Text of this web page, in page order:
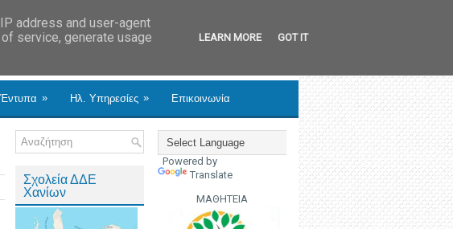
Έντυπα » Ηλ. Υπηρεσίες » Επικοινωνία
Σχολεία ΔΔΕ
Χανίων
Powered by
Translate
ΜΑΘΗΤΕΙΑ
address and user-agent
service, generate usage
LEARN MORE GOT IT